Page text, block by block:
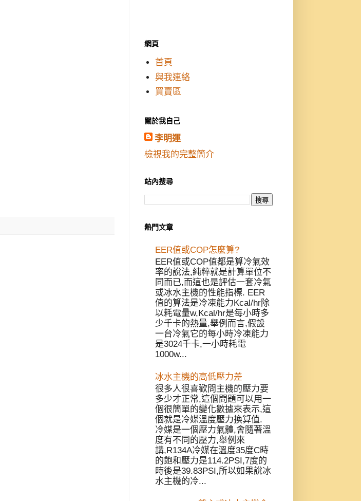
網頁
首頁
與我連絡
買賣區
關於我自己
李明運
檢視我的完整簡介
站內搜尋
熱門文章
EER值或COP怎麼算?
EER值或COP值都是算冷氣效
率的說法,純粹就是計算單位不
同而已,而這也是評估一套冷氣
或冰水主機的性能指標. EER
值的算法是冷凍能力Kcal/hr除
以耗電量w,Kcal/hr是每小時多
少千卡的熱量,舉例而言,假設
一台冷氣它的每小時冷凍能力
是3024千卡,一小時耗電
1000w...
冰水主機的高低壓力差
很多人很喜歡問主機的壓力要
多少才正常,這個問題可以用一
個很簡單的變化數據來表示,這
個就是冷媒溫度壓力換算值.
冷媒是一個壓力氣體,會隨著溫
度有不同的壓力,舉例來
講,R134A冷媒在溫度35度C時
的飽和壓力是114.2PSI,7度的
時後是39.83PSI,所以如果說冰
水主機的冷...